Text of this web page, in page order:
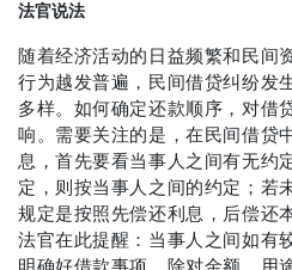
法官说法
随着经济活动的日益频繁和民间
行为越发普遍，民间借贷纠纷发
多样。如何确定还款顺序，对借
响。需要关注的是，在民间借贷
息，首先要看当事人之间有无约
定，则按当事人之间的约定；若
规定是按照先偿还利息，后偿还
法官在此提醒：当事人之间如有